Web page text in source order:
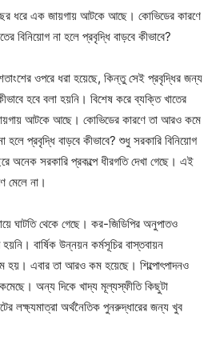
ধরে এক জায়গায় আটকে আছে। কোভিডের কারণে
বিনিয়োগ না হলে প্রবৃদ্ধি বাড়বে কীভাবে?
ওপরে ধরা হয়েছে, কিন্তু সেই প্রবৃদ্ধির জন্য
হবে বলা হয়নি। বিশেষ করে ব্যক্তি খাতের
আটকে আছে। কোভিডের কারণে তা আরও কমে
হলে প্রবৃদ্ধি বাড়বে কীভাবে? শুধু সরকারি বিনিয়োগ
অনেক সরকারি প্রকল্পে ধীরগতি দেখা গেছে। এই
মেলে না।
ঘাটতি থেকে গেছে। কর-জিডিপির অনুপাতও
বার্ষিক উন্নয়ন কর্মসূচির বাস্তবায়ন
হয়। এবার তা আরও কম হয়েছে। শিল্পোৎপাদনও
অন্য দিকে খাদ্য মূল্যস্ফীতি কিছুটা
লক্ষ্যমাত্রা অর্থনৈতিক পুনরুদ্ধারের জন্য খুব